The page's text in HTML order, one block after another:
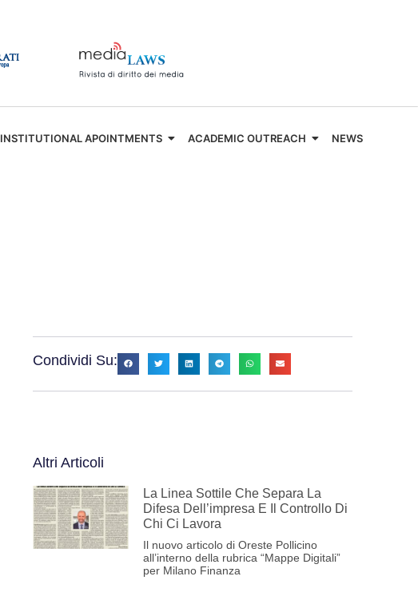
INSTITUTIONAL APOINTMENTS ACADEMIC OUTREACH NEWS
Condividi Su:
Altri Articoli
La Linea Sottile Che Separa La
Difesa Dell’impresa E Il Controllo Di
Chi Ci Lavora
Il nuovo articolo di Oreste Pollicino
all’interno della rubrica “Mappe Digitali”
per Milano Finanza